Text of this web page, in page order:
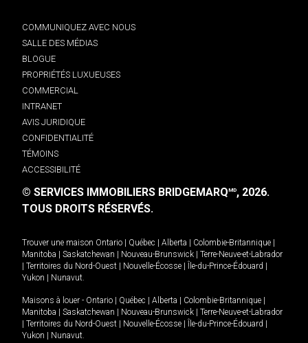
COMMUNIQUEZ AVEC NOUS
SALLE DES MÉDIAS
BLOGUE
PROPRIÉTÉS LUXUEUSES
COMMERCIAL
INTRANET
AVIS JURIDIQUE
CONFIDENTIALITÉ
TÉMOINS
ACCESSIBILITÉ
© SERVICES IMMOBILIERS BRIDGEMARQMD, 2026.
TOUS DROITS RÉSERVÉS.
Trouver une maison Ontario Québec Alberta Colombie-Britannique
Manitoba
Saskatchewan Nouveau-Brunswick
Terre-Neuve-et-Labrador
Territoires du Nord-Ouest Nouvelle-Écosse Île-du-Prince-Édouard
Yukon
Nunavut.
Maisons à louer - Ontario Québec Alberta Colombie-Britannique
Manitoba
Saskatchewan Nouveau-Brunswick
Terre-Neuve-et-Labrador
Territoires du Nord-Ouest Nouvelle-Écosse Île-du-Prince-Édouard
Yukon
Nunavut.